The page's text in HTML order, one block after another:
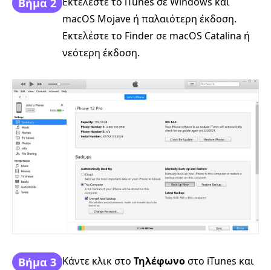
Βήμα 2
macOS Mojave ή παλαιότερη έκδοση.
Εκτελέστε το Finder σε macOS Catalina ή
νεότερη έκδοση.
Βήμα 3 Κάντε κλικ στο Τηλέφωνοστο iTunes και